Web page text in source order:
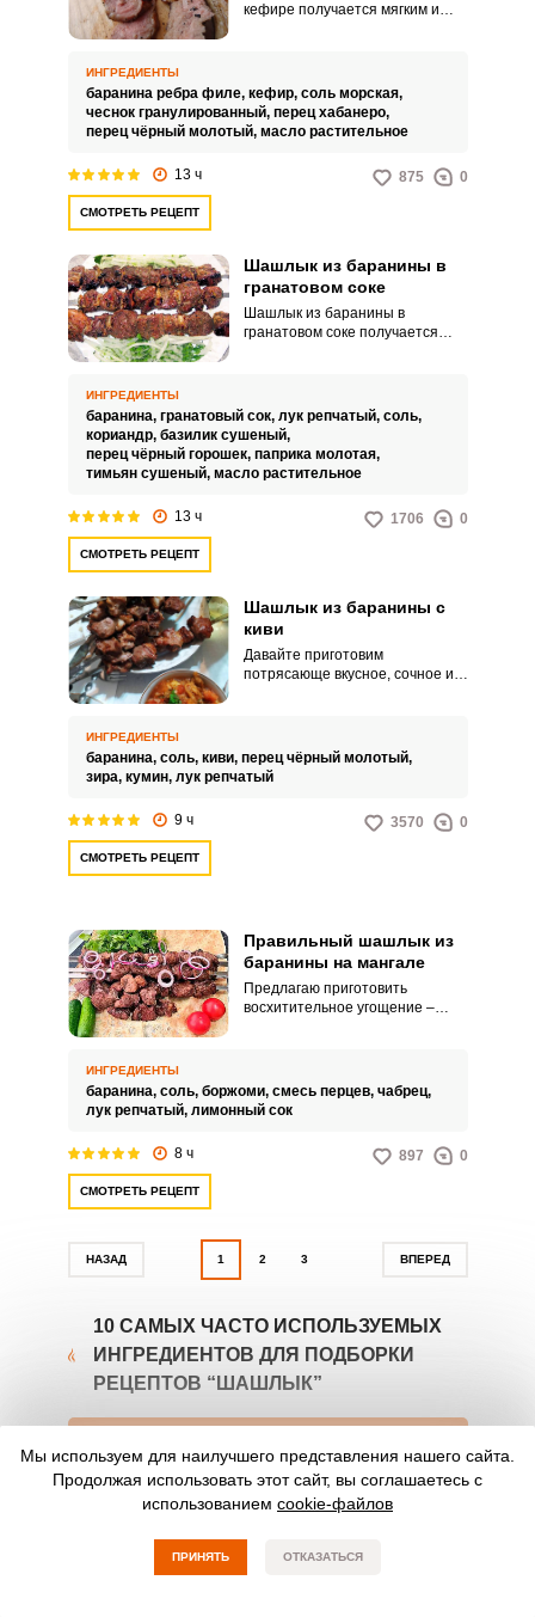
кефире получается мягким и
ИНГРЕДИЕНТЫ
баранина ребра филе, кефир, соль морская,
чеснок гранулированный, перец хабанеро,
перец чёрный молотый, масло растительное
13 ч 875 0
СМОТРЕТЬ РЕЦЕПТ
Шашлык из баранины в
гранатовом соке
Шашлык из баранины в
гранатовом соке получается
рецептом, вкусный шашлык
получится даже у тех, кто его
готовит впервые.
ИНГРЕДИЕНТЫ
баранина, гранатовый сок, лук репчатый, соль,
кориандр, базилик сушеный,
перец чёрный горошек, паприка молотая,
тимьян сушеный, масло растительное
13 ч 1706 0
СМОТРЕТЬ РЕЦЕПТ
Шашлык из баранины с
киви
Давайте приготовим
потрясающе вкусное, сочное и
угощения не составит особого
труда.
ИНГРЕДИЕНТЫ
баранина, соль, киви, перец чёрный молотый,
зира, кумин, лук репчатый
9 ч 3570 0
СМОТРЕТЬ РЕЦЕПТ
Правильный шашлык из
баранины на мангале
Предлагаю приготовить
восхитительное угощение –
потребуются доступные
ингредиенты.
ИНГРЕДИЕНТЫ
баранина, соль, боржоми, смесь перцев, чабрец,
лук репчатый, лимонный сок
8 ч 897 0
СМОТРЕТЬ РЕЦЕПТ
НАЗАД 1 2 3 ВПЕРЕД
10 САМЫХ ЧАСТО ИСПОЛЬЗУЕМЫХ
ИНГРЕДИЕНТОВ ДЛЯ ПОДБОРКИ
РЕЦЕПТОВ “ШАШЛЫК”
Лук репчатый 1.4 0.2 8.2
Мы используем для наилучшего представления нашего сайта.
Продолжая использовать этот сайт, вы соглашаетесь с
использованием cookie-файлов
ПРИНЯТЬ ОТКАЗАТЬСЯ